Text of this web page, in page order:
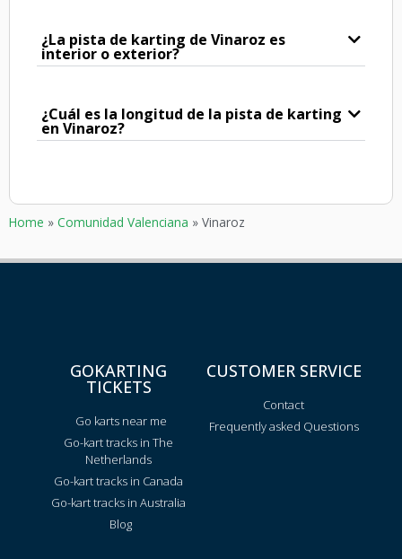
¿La pista de karting de Vinaroz es
interior o exterior?
¿Cuál es la longitud de la pista de karting
en Vinaroz?
Home » Comunidad Valenciana » Vinaroz
GOKARTING
TICKETS
Go karts near me
Go-kart tracks in The
Netherlands
Go-kart tracks in Canada
Go-kart tracks in Australia
Blog
CUSTOMER SERVICE
Contact
Frequently asked Questions